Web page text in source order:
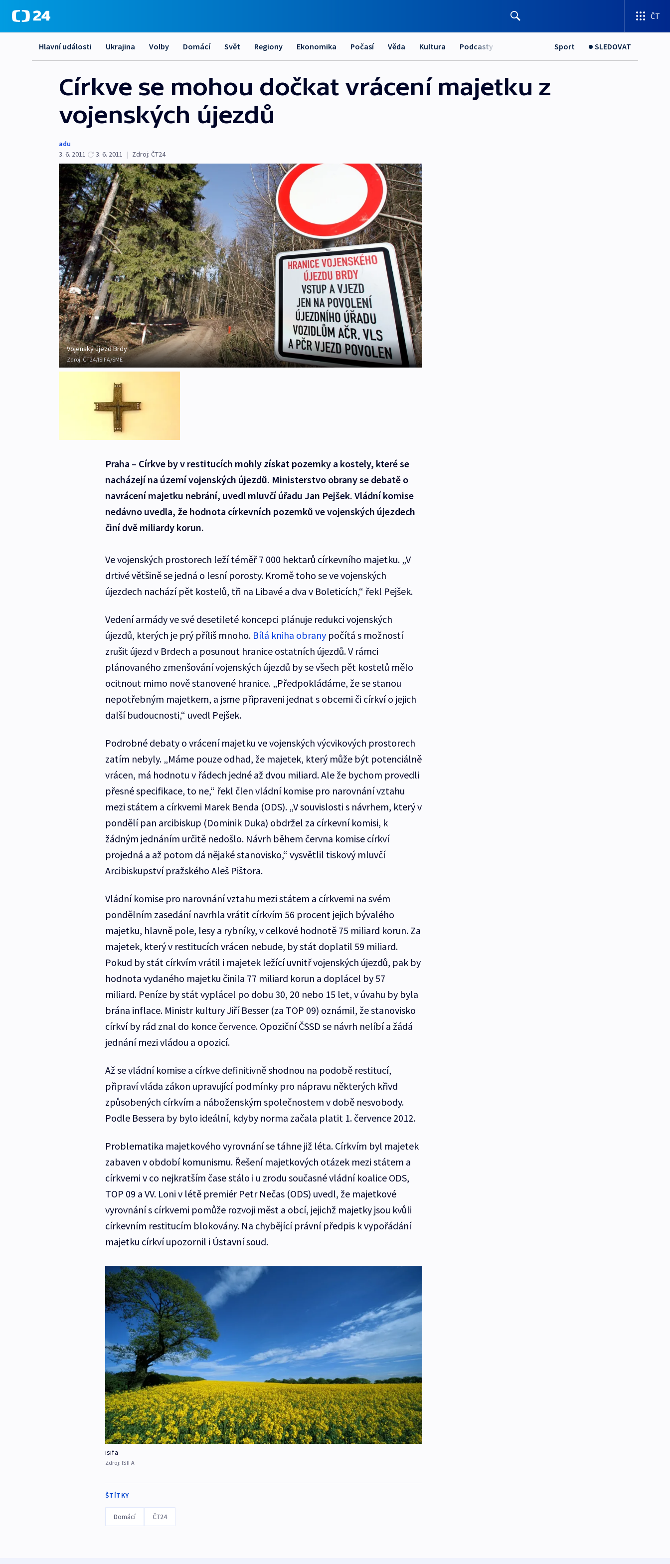
ČT
Hlavní události Ukrajina Volby Domácí Svět Regiony Ekonomika Počasí Věda Kultura Podcasty Sport SLEDOVAT
Církve se mohou dočkat vrácení majetku z
vojenských újezdů
adu
3. 6. 2011
3. 6. 2011 | Zdroj: ČT24
Vojenský újezd Brdy
Zdroj:ČT24/ISIFA/SME
Praha – Církve by v restitucích mohly získat pozemky a kostely, které se
nacházejí na území vojenských újezdů. Ministerstvo obrany se debatě o
navrácení majetku nebrání, uvedl mluvčí úřadu Jan Pejšek. Vládní komise
nedávno uvedla, že hodnota církevních pozemků ve vojenských újezdech
činí dvě miliardy korun.
Ve vojenských prostorech leží téměř 7 000 hektarů církevního majetku. „V
drtivé většině se jedná o lesní porosty. Kromě toho se ve vojenských
újezdech nachází pět kostelů, tři na Libavé a dva v Boleticích,“ řekl Pejšek.
Vedení armády ve své desetileté koncepci plánuje redukci vojenských
újezdů, kterých je prý příliš mnoho. Bílá kniha obranypočítá s možností
zrušit újezd v Brdech a posunout hranice ostatních újezdů. V rámci
plánovaného zmenšování vojenských újezdů by se všech pět kostelů mělo
ocitnout mimo nově stanovené hranice. „Předpokládáme, že se stanou
nepotřebným majetkem, a jsme připraveni jednat s obcemi či církví o jejich
další budoucnosti,“ uvedl Pejšek.
Podrobné debaty o vrácení majetku ve vojenských výcvikových prostorech
zatím nebyly. „Máme pouze odhad, že majetek, který může být potenciálně
vrácen, má hodnotu v řádech jedné až dvou miliard. Ale že bychom provedli
přesné specifikace, to ne,“ řekl člen vládní komise pro narovnání vztahu
mezi státem a církvemi Marek Benda (ODS). „V souvislosti s návrhem, který v
pondělí pan arcibiskup (Dominik Duka) obdržel za církevní komisi, k
žádným jednáním určitě nedošlo. Návrh během června komise církví
projedná a až potom dá nějaké stanovisko,“ vysvětlil tiskový mluvčí
Arcibiskupství pražského Aleš Pištora.
Vládní komise pro narovnání vztahu mezi státem a církvemi na svém
pondělním zasedání navrhla vrátit církvím 56 procent jejich bývalého
majetku, hlavně pole, lesy a rybníky, v celkové hodnotě 75 miliard korun. Za
majetek, který v restitucích vrácen nebude, by stát doplatil 59 miliard.
Pokud by stát církvím vrátil i majetek ležící uvnitř vojenských újezdů, pak by
hodnota vydaného majetku činila 77 miliard korun a doplácel by 57
miliard. Peníze by stát vyplácel po dobu 30, 20 nebo 15 let, v úvahu by byla
brána inflace. Ministr kultury Jiří Besser (za TOP 09) oznámil, že stanovisko
církví by rád znal do konce července. Opoziční ČSSD se návrh nelíbí a žádá
jednání mezi vládou a opozicí.
Až se vládní komise a církve definitivně shodnou na podobě restitucí,
připraví vláda zákon upravující podmínky pro nápravu některých křivd
způsobených církvím a náboženským společnostem v době nesvobody.
Podle Bessera by bylo ideální, kdyby norma začala platit 1. července 2012.
Problematika majetkového vyrovnání se táhne již léta. Církvím byl majetek
zabaven v období komunismu. Řešení majetkových otázek mezi státem a
církvemi v co nejkratším čase stálo i u zrodu současné vládní koalice ODS,
TOP 09 a VV. Loni v létě premiér Petr Nečas (ODS) uvedl, že majetkové
vyrovnání s církvemi pomůže rozvoji měst a obcí, jejichž majetky jsou kvůli
církevním restitucím blokovány. Na chybějící právní předpis k vypořádání
majetku církví upozornil i Ústavní soud.
isifa
Zdroj: ISIFA
ŠTÍTKY
Domácí ČT24